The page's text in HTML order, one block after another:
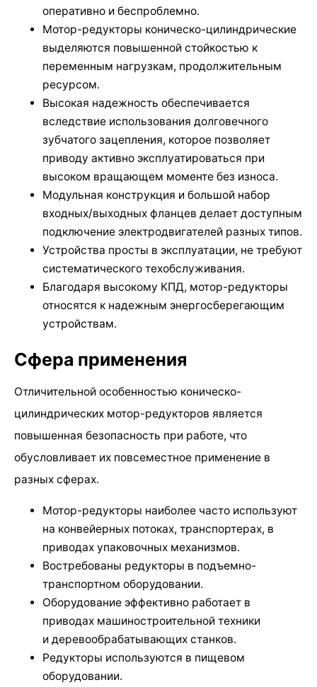
оперативно и беспроблемно.
Мотор-редукторы коническо-цилиндрические
выделяются повышенной стойкостью к
переменным нагрузкам, продолжительным
ресурсом.
Высокая надежность обеспечивается
вследствие использования долговечного
зубчатого зацепления, которое позволяет
приводу активно эксплуатироваться при
высоком вращающем моменте без износа.
Модульная конструкция и большой набор
входных/выходных фланцев делает доступным
подключение электродвигателей разных типов.
Устройства просты в эксплуатации, не требуют
систематического техобслуживания.
Благодаря высокому КПД, мотор-редукторы
относятся к надежным энергосберегающим
устройствам.
Сфера применения
Отличительной особенностью коническо-
цилиндрических мотор-редукторов является
повышенная безопасность при работе, что
обусловливает их повсеместное применение в
разных сферах.
Мотор-редукторы наиболее часто используют
на конвейерных потоках, транспортерах, в
приводах упаковочных механизмов.
Востребованы редукторы в подъемно-
транспортном оборудовании.
Оборудование эффективно работает в
приводах машиностроительной техники
и деревообрабатывающих станков.
Редукторы используются в пищевом
оборудовании.